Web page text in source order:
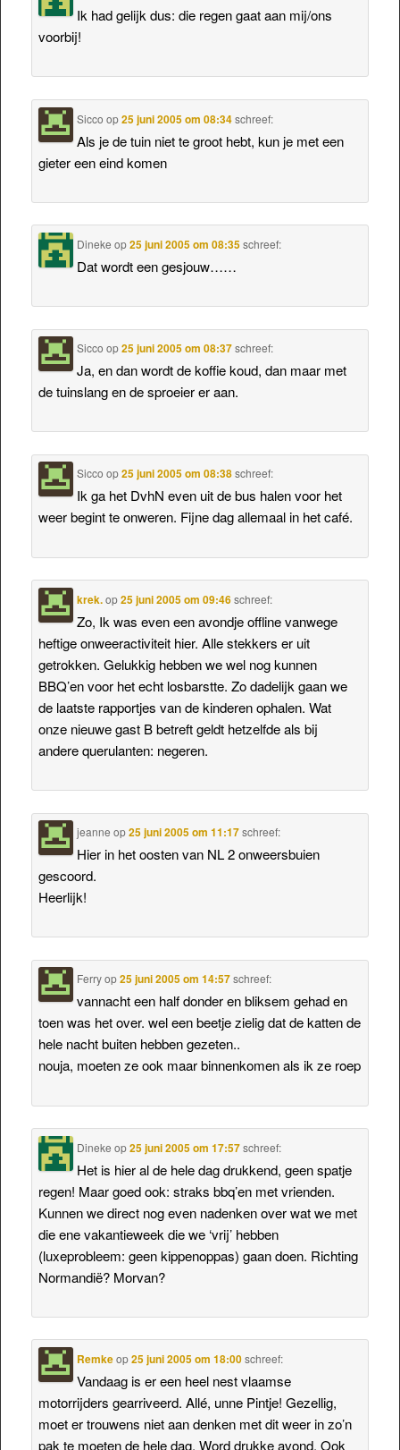
Ik had gelijk dus: die regen gaat aan mij/ons
voorbij!
Sicco op25 juni 2005 om 08:34 schreef:
Als je de tuin niet te groot hebt, kun je met een
gieter een eind komen
Dineke op25 juni 2005 om 08:35 schreef:
Dat wordt een gesjouw……
Sicco op25 juni 2005 om 08:37 schreef:
Ja, en dan wordt de koffie koud, dan maar met
de tuinslang en de sproeier er aan.
Sicco op25 juni 2005 om 08:38 schreef:
Ik ga het DvhN even uit de bus halen voor het
weer begint te onweren. Fijne dag allemaal in het café.
krek.op25 juni 2005 om 09:46 schreef:
Zo, Ik was even een avondje offline vanwege
heftige onweeractiviteit hier. Alle stekkers er uit
getrokken. Gelukkig hebben we wel nog kunnen
BBQ’en voor het echt losbarstte. Zo dadelijk gaan we
de laatste rapportjes van de kinderen ophalen. Wat
onze nieuwe gast B betreft geldt hetzelfde als bij
andere querulanten: negeren.
jeanne op25 juni 2005 om 11:17 schreef:
Hier in het oosten van NL 2 onweersbuien
gescoord.
Heerlijk!
Ferryop25 juni 2005 om 14:57 schreef:
vannacht een half donder en bliksem gehad en
toen was het over. wel een beetje zielig dat de katten de
hele nacht buiten hebben gezeten..
nouja, moeten ze ook maar binnenkomen als ik ze roep
Dineke op25 juni 2005 om 17:57 schreef:
Het is hier al de hele dag drukkend, geen spatje
regen! Maar goed ook: straks bbq’en met vrienden.
Kunnen we direct nog even nadenken over wat we met
die ene vakantieweek die we ‘vrij’ hebben
(luxeprobleem: geen kippenoppas) gaan doen. Richting
Normandië? Morvan?
Remkeop25 juni 2005 om 18:00 schreef:
Vandaag is er een heel nest vlaamse
motorrijders gearriveerd. Allé, unne Pintje! Gezellig,
moet er trouwens niet aan denken met dit weer in zo’n
pak te moeten de hele dag. Word drukke avond. Ook